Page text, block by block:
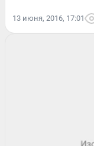
13 июня, 2016, 17:01